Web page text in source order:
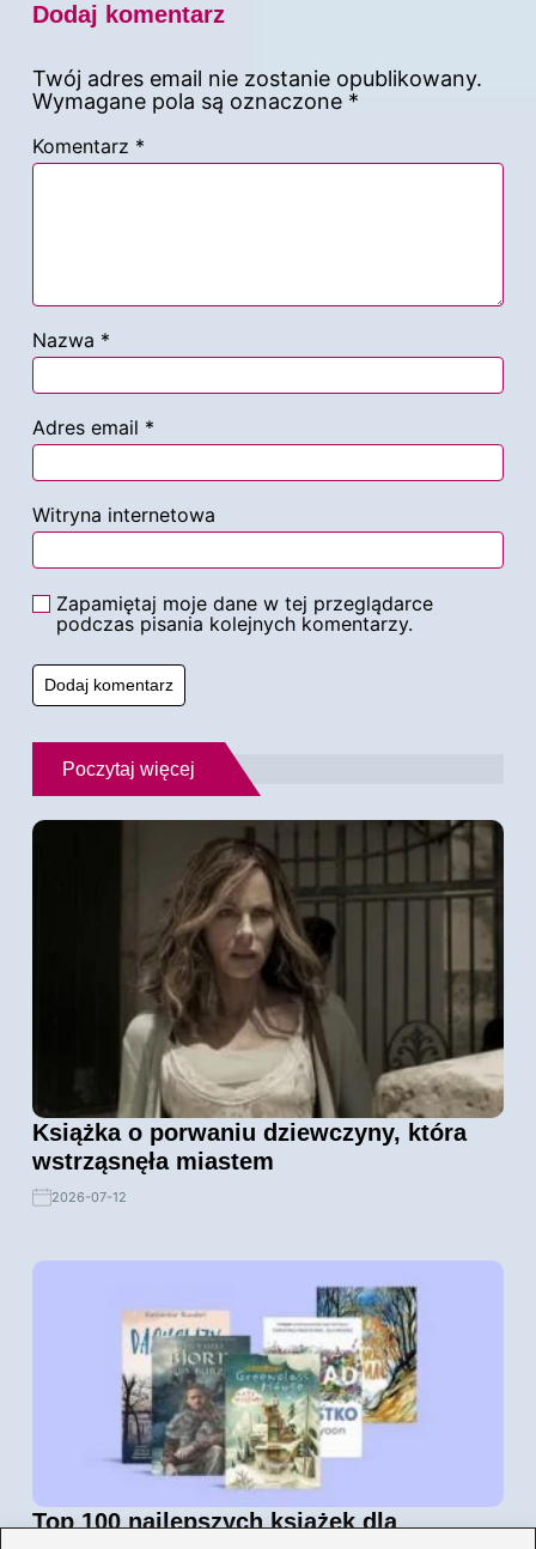
Dodaj komentarz
Twój adres email nie zostanie opublikowany.
Wymagane pola są oznaczone *
Komentarz *
Nazwa *
Adres email *
Witryna internetowa
Zapamiętaj moje dane w tej przeglądarce
podczas pisania kolejnych komentarzy.
Poczytaj więcej
Książka o porwaniu dziewczyny, która
wstrząsnęła miastem
2026-07-12
Top 100 najlepszych książek dla